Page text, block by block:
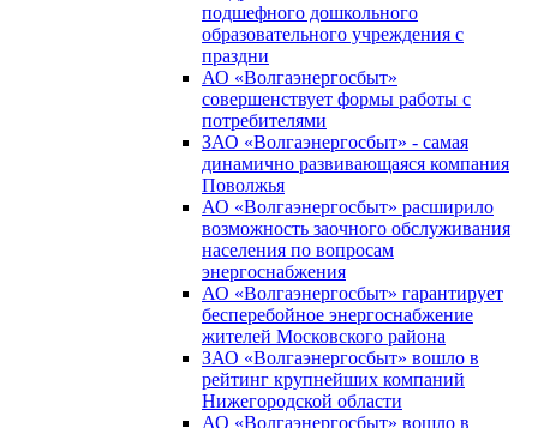
подшефного дошкольного
образовательного учреждения с
праздни
АО «Волгаэнергосбыт»
совершенствует формы работы с
потребителями
ЗАО «Волгаэнергосбыт» - самая
динамично развивающаяся компания
Поволжья
АО «Волгаэнергосбыт» расширило
возможность заочного обслуживания
населения по вопросам
энергоснабжения
АО «Волгаэнергосбыт» гарантирует
бесперебойное энергоснабжение
жителей Московского района
ЗАО «Волгаэнергосбыт» вошло в
рейтинг крупнейших компаний
Нижегородской области
АО «Волгаэнергосбыт» вошло в